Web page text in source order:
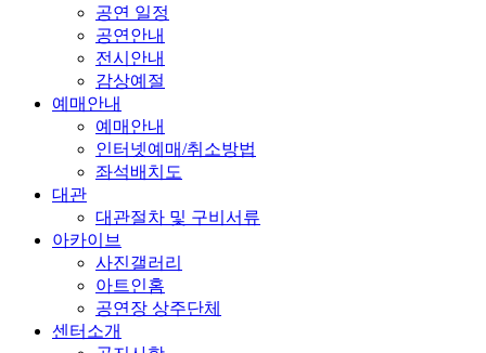
공연 일정
공연안내
전시안내
감상예절
예매안내
예매안내
인터넷예매/취소방법
좌석배치도
대관
대관절차 및 구비서류
아카이브
사진갤러리
아트인홈
공연장 상주단체
센터소개